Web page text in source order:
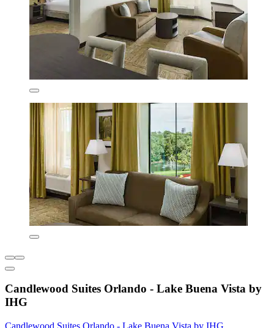
Candlewood Suites Orlando - Lake Buena Vista by
IHG